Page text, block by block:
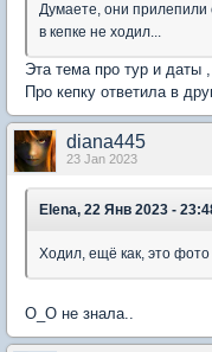
Думаете, они прилепили
в кепке не ходил...
Эта тема про тур и даты
Про кепку ответила в
diana445
23 Jan 2023
Elena, 22 Янв 2023 -
Ходил, ещё как, это
О_О не знала..